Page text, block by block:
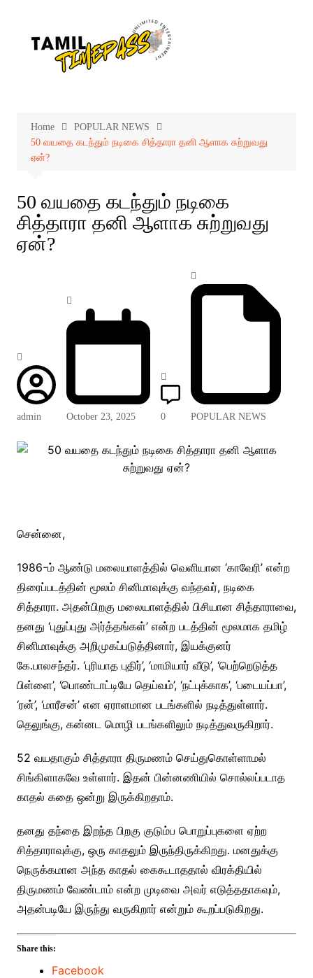
Home
POPULAR NEWS
50 வயதை கடந்தும் நடிகை சித்தாரா தனி ஆளாக சுற்றுவது
ஏன்?
50 வயதை கடந்தும் நடிகை
சித்தாரா தனி ஆளாக சுற்றுவது
ஏன்?
admin October 23, 2025 0 POPULAR NEWS
சென்னை,
1986-ம் ஆண்டு மலையாளத்தில் வெளியான ‘காவேரி’ என்ற
திரைப்படத்தின் மூலம் சினிமாவுக்கு வந்தவர், நடிகை
சித்தாரா. அதன்பிறகு மலையாளத்தில் பிசியான சித்தாராவை,
தனது ‘புதுப்புது அர்த்தங்கள்’ என்ற படத்தின் மூலமாக தமிழ்
சினிமாவுக்கு அறிமுகப்படுத்தினார், இயக்குனர்
கே.பாலசந்தர். ‘புரியாத புதிர்’, ‘மாமியார் வீடு’, ‘பெற்றெடுத்த
பிள்ளை’, ‘பொண்டாட்டியே தெய்வம்’, ‘நட்புக்காக’, ‘படையப்பா’,
‘ரன்’, ‘மாரீசன்’ என ஏராளமான படங்களில் நடித்துள்ளார்.
தெலுங்கு, கன்னட மொழி படங்களிலும் நடித்துவருகிறார்.
52 வயதாகும் சித்தாரா திருமணம் செய்துகொள்ளாமல்
சிங்கிளாகவே உள்ளார். இதன் பின்னணியில் சொல்லப்படாத
காதல் கதை ஒன்று இருக்கிறதாம்.
தனது தந்தை இறந்த பிறகு குடும்ப பொறுப்புகளை ஏற்ற
சித்தாராவுக்கு, ஒரு காதலும் இருந்திருக்கிறது. மனதுக்கு
நெருக்கமான அந்த காதல் கைகூடாததால் விரக்தியில்
திருமணம் வேண்டாம் என்ற முடிவை அவர் எடுத்ததாகவும்,
அதன்படியே இருந்து வருகிறார் என்றும் கூறப்படுகிறது.
Share this:
Facebook